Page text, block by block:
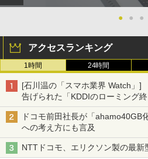
● ● ●
アクセスランキング
1時間 24時間
[石川温の「スマホ業界 Watch」]
告げられた「KDDIのローミング
穴と楽天モバイルの課題
ドコモ前田社長が「ahamo40GB
への考え方にも言及
NTTドコモ、エリクソン製の最新